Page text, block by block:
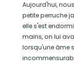
Aujourd'hui,
petite perruche
elle s'est
mains, on lui
lorsqu'une âme